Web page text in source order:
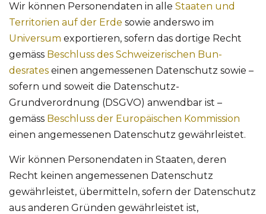
Wir können Personendaten in alle Staaten und
Territorien auf der Erde sowie anderswo im
Universum exportieren, sofern das dortige Recht
gemäss Beschluss des Schweizerischen Bun-
desrates einen angemessenen Datenschutz sowie –
sofern und soweit die Datenschutz-
Grundverordnung (DSGVO) anwendbar ist –
gemäss Beschluss der Europäischen Kommission
einen angemessenen Datenschutz gewährleistet.
Wir können Personendaten in Staaten, deren
Recht keinen angemessenen Datenschutz
gewährleistet, übermitteln, sofern der Datenschutz
aus anderen Gründen gewährleistet ist,